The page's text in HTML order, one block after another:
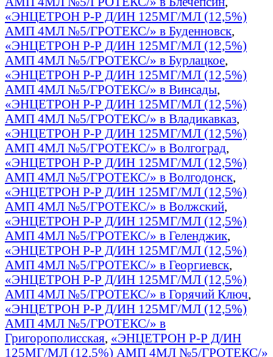
«ЭНЦЕТРОН Р-Р Д/ИН 125МГ/МЛ (12,5%)
АМП 4МЛ №5/ГРОТЕКС/» в Буденновск,
«ЭНЦЕТРОН Р-Р Д/ИН 125МГ/МЛ (12,5%)
АМП 4МЛ №5/ГРОТЕКС/» в Бурлацкое,
«ЭНЦЕТРОН Р-Р Д/ИН 125МГ/МЛ (12,5%)
АМП 4МЛ №5/ГРОТЕКС/» в Винсады,
«ЭНЦЕТРОН Р-Р Д/ИН 125МГ/МЛ (12,5%)
АМП 4МЛ №5/ГРОТЕКС/» в Владикавказ,
«ЭНЦЕТРОН Р-Р Д/ИН 125МГ/МЛ (12,5%)
АМП 4МЛ №5/ГРОТЕКС/» в Волгоград,
«ЭНЦЕТРОН Р-Р Д/ИН 125МГ/МЛ (12,5%)
АМП 4МЛ №5/ГРОТЕКС/» в Волгодонск,
«ЭНЦЕТРОН Р-Р Д/ИН 125МГ/МЛ (12,5%)
АМП 4МЛ №5/ГРОТЕКС/» в Волжский,
«ЭНЦЕТРОН Р-Р Д/ИН 125МГ/МЛ (12,5%)
АМП 4МЛ №5/ГРОТЕКС/» в Геленджик,
«ЭНЦЕТРОН Р-Р Д/ИН 125МГ/МЛ (12,5%)
АМП 4МЛ №5/ГРОТЕКС/» в Георгиевск,
«ЭНЦЕТРОН Р-Р Д/ИН 125МГ/МЛ (12,5%)
АМП 4МЛ №5/ГРОТЕКС/» в Горячий Ключ,
«ЭНЦЕТРОН Р-Р Д/ИН 125МГ/МЛ (12,5%)
АМП 4МЛ №5/ГРОТЕКС/» в
Григорополисская, «ЭНЦЕТРОН Р-Р Д/ИН
125МГ/МЛ (12,5%) АМП 4МЛ №5/ГРОТЕКС/»